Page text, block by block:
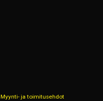
Myynti- ja toimitusehdot